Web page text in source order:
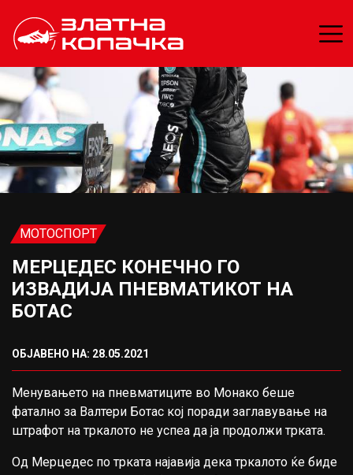
МОТОСПОРТ
МЕРЦЕДЕС КОНЕЧНО ГО
ИЗВАДИЈА ПНЕВМАТИКОТ НА
БОТАС
ОБЈАВЕНО НА: 28.05.2021
Менувањето на пневматиците во Монако беше
фатално за Валтери Ботас кој поради заглавување на
штрафот на тркалото не успеа да ја продолжи трката.
Од Мерцедес по трката најавија дека тркалото ќе биде